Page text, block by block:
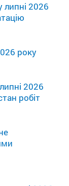
липні 2026
року
2026
робіт